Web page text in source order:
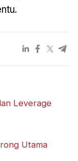
Leverage
Utama